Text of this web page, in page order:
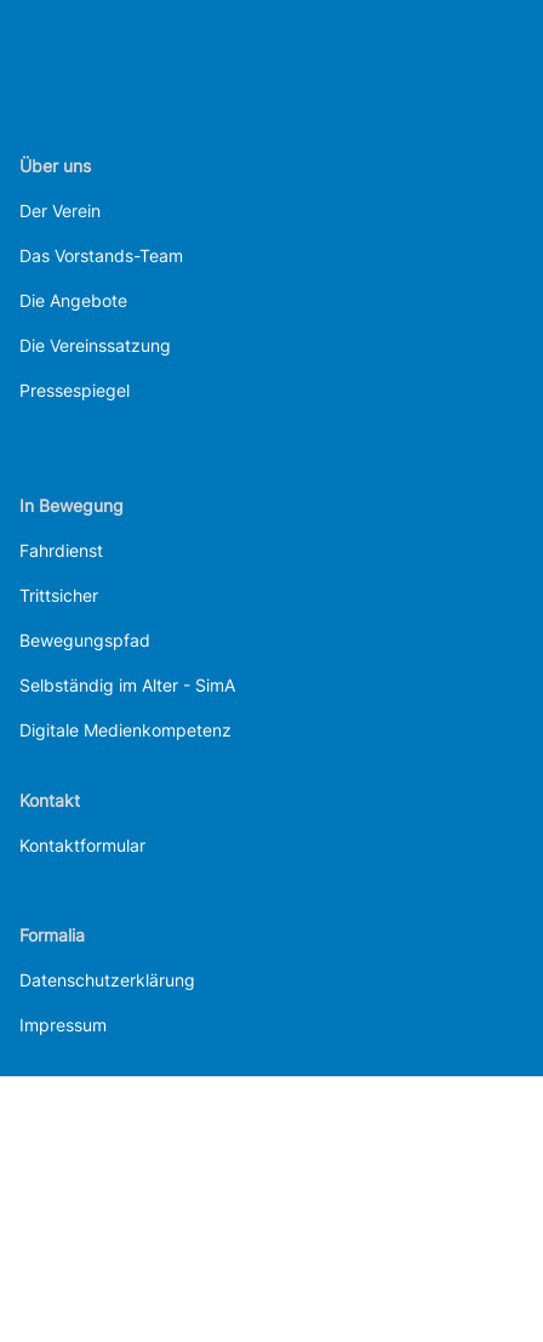
Über uns
Der Verein
Das Vorstands-Team
Die Angebote
Die Vereinssatzung
Pressespiegel
In Bewegung
Fahrdienst
Trittsicher
Bewegungspfad
Selbständig im Alter - SimA
Digitale Medienkompetenz
Kontakt
Kontaktformular
Formalia
Datenschutzerklärung
Impressum